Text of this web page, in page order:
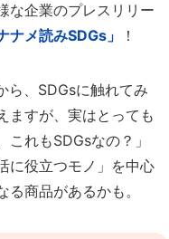
な企業のプレスリリー
ナメ読みSDGs」 ！
ら、SDGsに触れてみ
ますが、実はとっても
れもSDGsなの？」
に役立つモノ」を中心
商品があるかも。